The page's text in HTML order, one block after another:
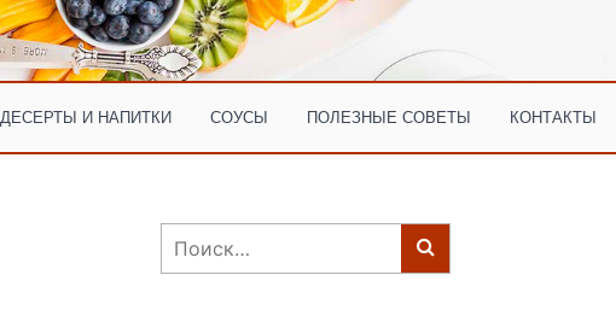
ДЕСЕРТЫ И НАПИТКИ СОУСЫ ПОЛЕЗНЫЕ СОВЕТЫ КОНТАКТЫ
Найти: